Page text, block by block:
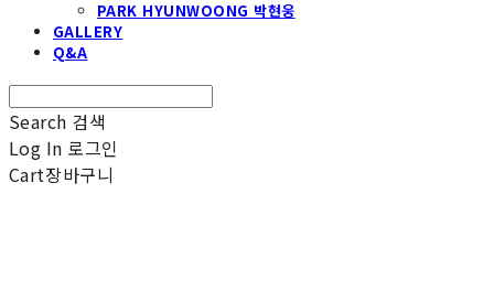
PARK HYUNWOONG 박현웅
GALLERY
Q&A
Search 검색
Log In 로그인
Cart장바구니